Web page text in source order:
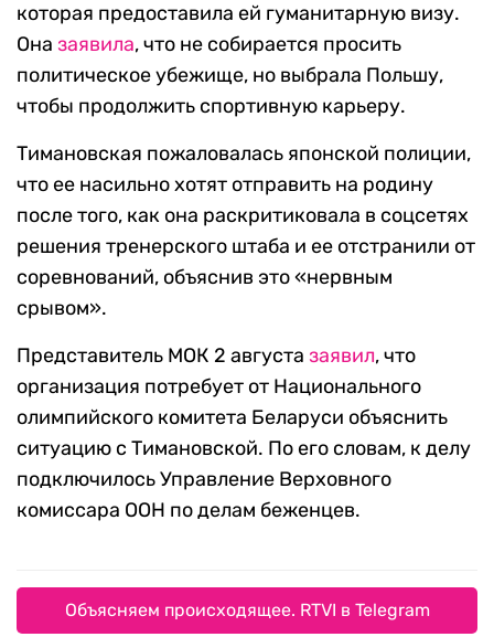
которая предоставила ей гуманитарную визу.
Она заявила, что не собирается просить
политическое убежище, но выбрала Польшу,
чтобы продолжить спортивную карьеру.
Тимановская пожаловалась японской полиции,
что ее насильно хотят отправить на родину
после того, как она раскритиковала в соцсетях
решения тренерского штаба и ее отстранили от
соревнований, объяснив это «нервным
срывом».
Представитель МОК 2 августа заявил, что
организация потребует от Национального
олимпийского комитета Беларуси объяснить
ситуацию с Тимановской. По его словам, к делу
подключилось Управление Верховного
комиссара ООН по делам беженцев.
Объясняем происходящее. RTVI в Telegram